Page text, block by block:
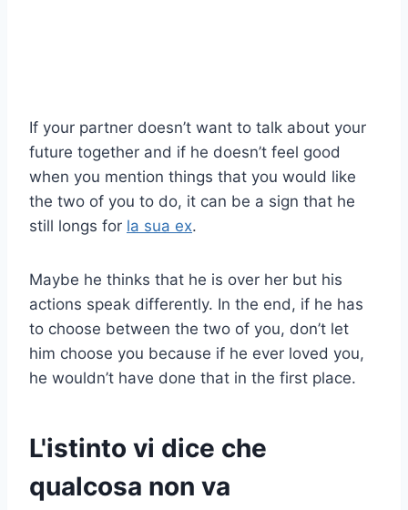
If your partner doesn’t want to talk about your
future together and if he doesn’t feel good
when you mention things that you would like
the two of you to do, it can be a sign that he
still longs for la sua ex.
Maybe he thinks that he is over her but his
actions speak differently. In the end, if he has
to choose between the two of you, don’t let
him choose you because if he ever loved you,
he wouldn’t have done that in the first place.
L'istinto vi dice che
qualcosa non va